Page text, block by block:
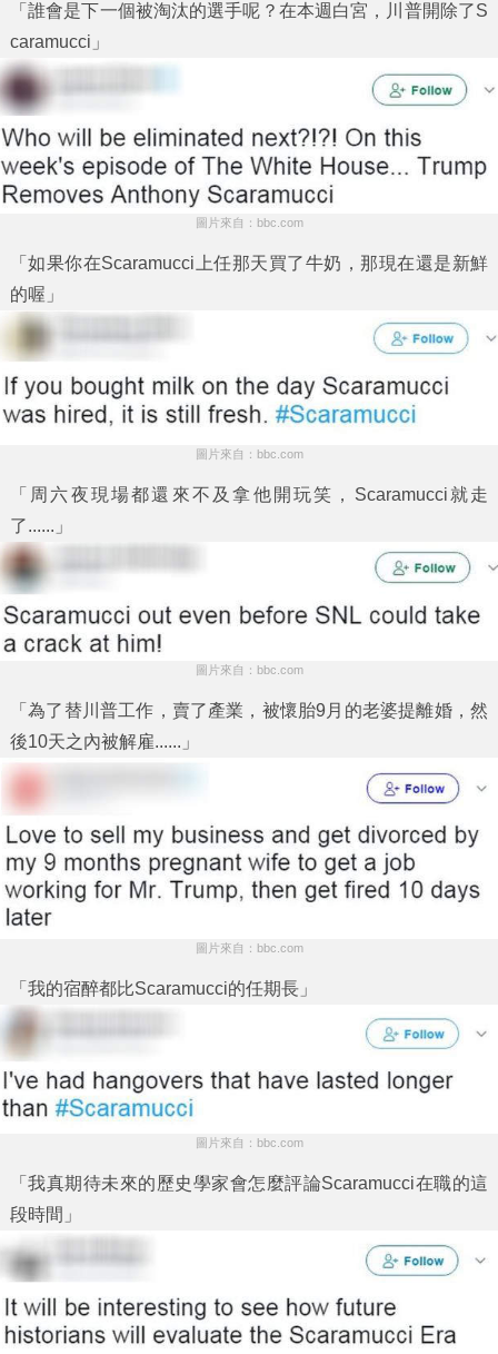
「誰會是下一個被淘汰的選手呢？在本週白宮，川普開除了S
caramucci」
圖片來自：bbc.com
「如果你在Scaramucci上任那天買了牛奶，那現在還是新鮮
的喔」
圖片來自：bbc.com
「周六夜現場都還來不及拿他開玩笑，Scaramucci就走
了......」
圖片來自：bbc.com
「為了替川普工作，賣了產業，被懷胎9月的老婆提離婚，然
後10天之內被解雇......」
圖片來自：bbc.com
「我的宿醉都比Scaramucci的任期長」
圖片來自：bbc.com
「我真期待未來的歷史學家會怎麼評論Scaramucci在職的這
段時間」